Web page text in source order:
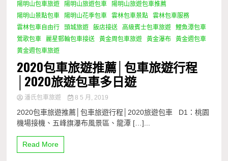
陽明山包車旅遊 陽明山旅遊包車
陽明山旅遊包車推薦
陽明山景點包車
陽明山花季包車 雲林包車景點
雲林包車服務
雲林包車自由行
頭城旅遊 飯店接送 高級賓士包車旅遊
鯉魚潭包車
鶯歌包車
麗星郵輪包車接送 黃金周包車旅遊 黃金瀑布
黃金週包車
黄金週包車旅遊
2020包車旅遊推薦│包車旅遊行程
│2020旅遊包車多日遊
潘氏包車旅遊 8 5 月, 2019
2020包車旅遊推薦│包車旅遊行程│2020旅遊包車 D1：桃園
機場接機、五峰旗瀑布風景區、龍潭 […]...
Read More